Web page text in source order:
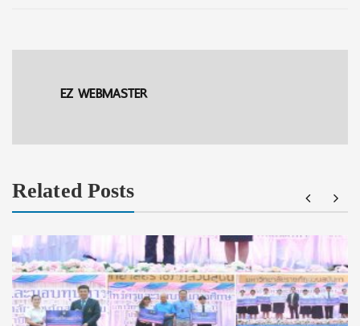
EZ WEBMASTER
Related Posts